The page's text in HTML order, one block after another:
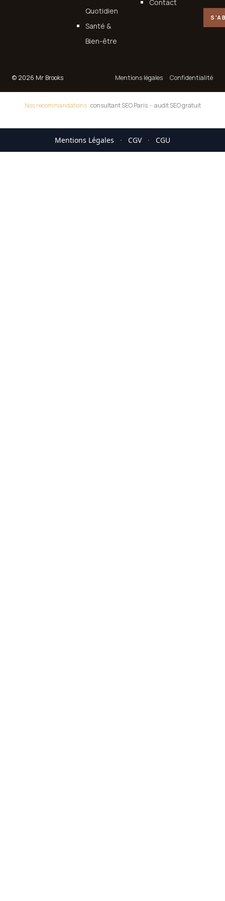
Quotidien
Santé &
Bien-être
Contact
© 2026 Mr Brooks Mentions légales Confidentialité
Nos recommandations :consultant SEO Paris—audit SEO gratuit
Mentions Légales · CGV · CGU